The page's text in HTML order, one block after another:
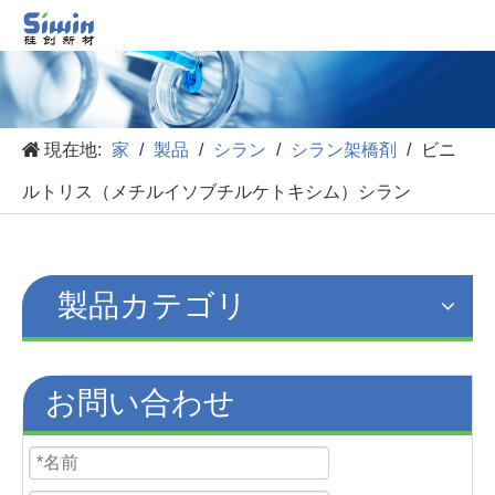
現在地: 家 / 製品 / シラン / シラン架橋剤 / ビニ
ルトリス（メチルイソブチルケトキシム）シラン
製品カテゴリ
お問い合わせ